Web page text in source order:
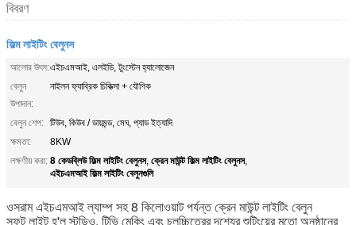
বিবরণ
ফিল্ম লাইটিং বেলুনস
আলোর উৎস:এইচএমআই, এলইডি, টুংস্টেন হ্যালোজেন
বেলুন
উপাদান:
নাইলন ফ্যাব্রিক চিকিত্সা + যৌগিক
বেলুন শেপ: টিউব, কিউব / ডায়মন্ড, মেঘ, প্যাড ইত্যাদি
ক্ষমতা:
8KW
লক্ষণীয় করা: 8 কেডব্লিউ ফিল্ম লাইটিং বেলুনস, ক্রেন মাউন্ট ফিল্ম লাইটিং বেলুনস,
এইচএমআই ফিল্ম লাইটিং বেলুনগুলি
ওসরাম এইচএমআই ল্যাম্প সহ 8 কিলোওয়াট পর্যন্ত ক্রেন মাউন্ট লাইটিং বেলুন
সফট লাইট হ'ল স্টুডিও, টিভি মেকিং এবং চলচ্চিত্রের দৃশ্যের শুটিংয়ের মতো অনুষ্ঠানের